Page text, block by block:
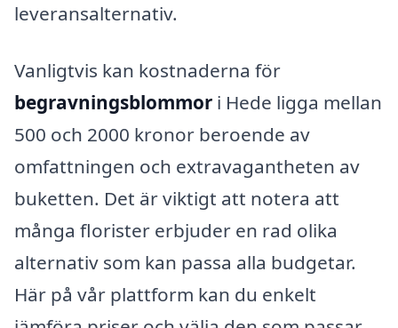
leveransalternativ.
Vanligtvis kan kostnaderna för
begravningsblommor i Hede ligga mellan
500 och 2000 kronor beroende av
omfattningen och extravagantheten av
buketten. Det är viktigt att notera att
många florister erbjuder en rad olika
alternativ som kan passa alla budgetar.
Här på vår plattform kan du enkelt